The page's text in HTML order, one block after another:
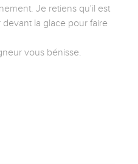
Je retiens qu'il est
la glace pour faire
vous bénisse.